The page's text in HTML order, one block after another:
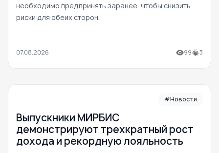
необходимо предпринять заранее, чтобы снизить
риски для обеих сторон.
07.08.2026 99 3
#Новости
Выпускники МИРБИС
демонстрируют трехкратный рост
дохода и рекордную лояльность